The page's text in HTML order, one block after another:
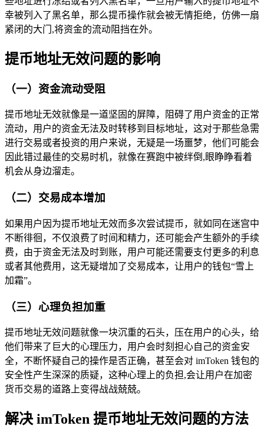
幸被列入了黑名单，那么提币操作就会被无情拒绝，仿佛一扇
紧闭的大门,将资金的流动阻挡在外。
提币地址无效问题的影响
（一）资金流动受阻
提币地址无效就像是一道坚固的屏障，阻碍了用户资金的正常
流动，用户的资金无法及时转移到目标地址，这对于那些急需
进行交易或者投资的用户来说，无疑是一场噩梦，他们可能会
因此错过最佳的交易时机，就像在赛跑中被绊倒,眼睁睁看着
机会从身边溜走。
（二）交易成本增加
如果用户因为提币地址无效而多次尝试提币，就如同在迷宫中
不断徘徊，不仅浪费了时间和精力，还可能会产生额外的手续
费，由于资金无法及时到账，用户可能还需要支付更多的利息
或者其他费用，这无疑增加了交易成本，让用户的钱包“雪上
加霜”。
（三）心理负担加重
提币地址无效问题就像一块沉重的石头，压在用户的心头，给
他们带来了巨大的心理压力，用户会时刻担心自己的资金安
全，不断怀疑自己的操作是否正确，甚至会对 imToken 钱包的
安全性产生深深的质疑，这种心理上的负担,会让用户在加密
货币交易的道路上变得战战兢兢。
解决 imToken 提币地址无效问题的方法